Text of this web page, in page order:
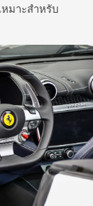
มาะสำหรับ